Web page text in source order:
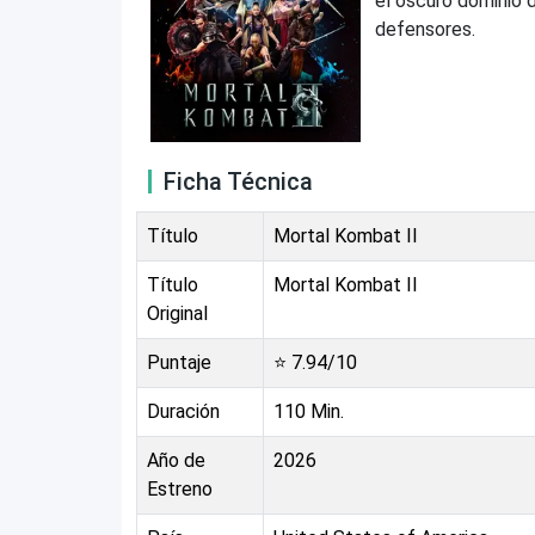
defensores.
Ficha Técnica
Título Mortal Kombat II
Título
Original
Mortal Kombat II
Puntaje ⭐ 7.94/10
Duración 110 Min.
Año de
Estreno
2026